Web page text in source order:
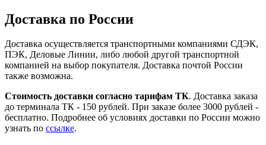
Доставка по России
Доставка осуществляется транспортными компаниями СДЭК,
ПЭК, Деловые Линии, либо любой другой транспортной
компанией на выбор покупателя. Доставка почтой России
также возможна.
Стоимость доставки согласно тарифам ТК. Доставка заказа
до терминала ТК - 150 рублей. При заказе более 3000 рублей -
бесплатно. Подробнее об условиях доставки по России можно
узнать по ссылке.